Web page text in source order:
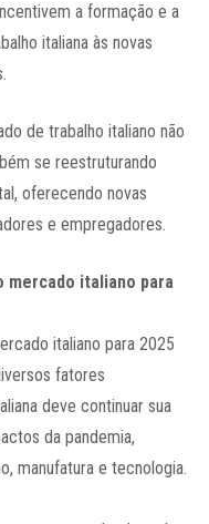
a formação e a
italiana às novas
de trabalho italiano não
se reestruturando
oferecendo novas
e empregadores.
mercado italiano para
italiano para 2025
fatores
deve continuar sua
da pandemia,
manufatura e tecnologia.